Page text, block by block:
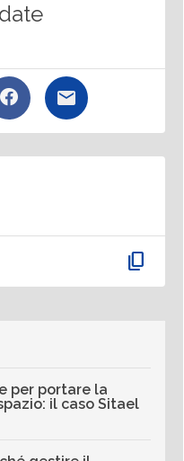
content_copy
per portare la
il caso Sitael